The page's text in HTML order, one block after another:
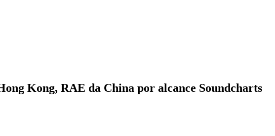
Kong, RAE da China por alcance Soundcharts